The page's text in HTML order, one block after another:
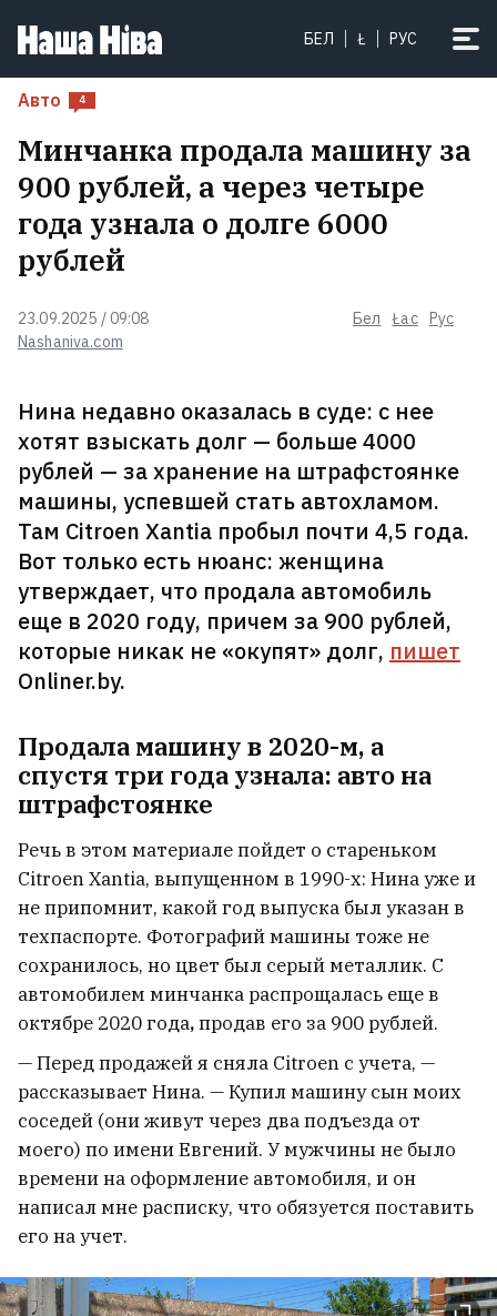
БЕЛ Ł РУС
Авто 4
Nashaniva.com
23.09.2025 / 09:08 Бел Łac Рус
Минчанка продала машину за
900 рублей, а через четыре
года узнала о долге 6000
рублей
Нина недавно оказалась в суде: с нее
хотят взыскать долг — больше 4000
рублей — за хранение на штрафстоянке
машины, успевшей стать автохламом.
Там Citroen Xantia пробыл почти 4,5 года.
Вот только есть нюанс: женщина
утверждает, что продала автомобиль
еще в 2020 году, причем за 900 рублей,
которые никак не «окупят» долг, пишет
Onliner.by.
Продала машину в 2020-м, а
спустя три года узнала: авто на
штрафстоянке
Речь в этом материале пойдет о стареньком
Citroen Xantia, выпущенном в 1990-х: Нина уже и
не припомнит, какой год выпуска был указан в
техпаспорте. Фотографий машины тоже не
сохранилось, но цвет был серый металлик. С
автомобилем минчанка распрощалась еще в
октябре 2020 года,продав его за 900 рублей.
— Перед продажей я сняла Citroen с учета, —
рассказывает Нина. — Купил машину сын моих
соседей (они живут через два подъезда от
моего) по имени Евгений. У мужчины не было
времени на оформление автомобиля, и он
написал мне расписку, что обязуется поставить
его на учет.
Бабарико займется бизнесом —
уже открыл компанию в Германии
20
Белорусскому активисту,
живущему в Украине, запретили
въезд в Польшу на 10 лет
Соучредитель бюро Zrobim
architects, живущий в США,
продает свою долю в бизнесе
Помните милых диких лошадей
на остановке в Воложинском
Лукашенко упрекнул Топузидиса
за хамон в магазинах и велел
На «Беларуськалии» погиб
29‑летний рабочий